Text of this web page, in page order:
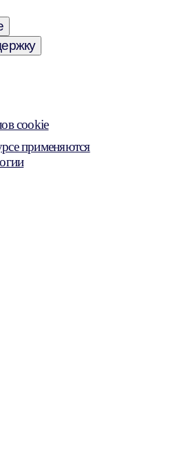
cookie
применяются